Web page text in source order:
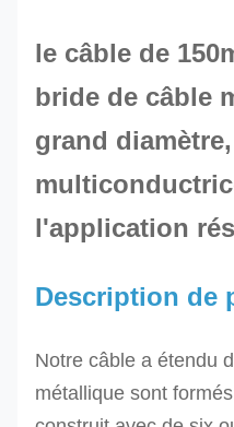
le câble de
bride de câble
grand
l'application
Description de
Notre câble a étendu
métallique sont